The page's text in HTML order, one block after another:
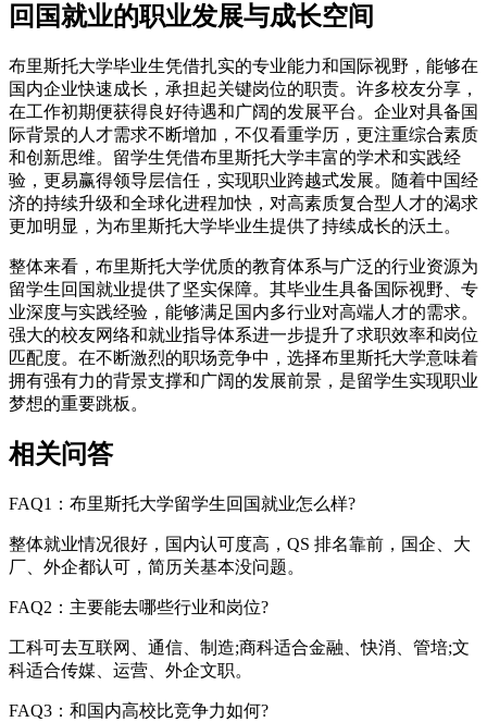
回国就业的职业发展与成长空间
布里斯托大学毕业生凭借扎实的专业能力和国际视野，能够在
国内企业快速成长，承担起关键岗位的职责。许多校友分享，
在工作初期便获得良好待遇和广阔的发展平台。企业对具备国
际背景的人才需求不断增加，不仅看重学历，更注重综合素质
和创新思维。留学生凭借布里斯托大学丰富的学术和实践经
验，更易赢得领导层信任，实现职业跨越式发展。随着中国经
济的持续升级和全球化进程加快，对高素质复合型人才的渴求
更加明显，为布里斯托大学毕业生提供了持续成长的沃土。
整体来看，布里斯托大学优质的教育体系与广泛的行业资源为
留学生回国就业提供了坚实保障。其毕业生具备国际视野、专
业深度与实践经验，能够满足国内多行业对高端人才的需求。
强大的校友网络和就业指导体系进一步提升了求职效率和岗位
匹配度。在不断激烈的职场竞争中，选择布里斯托大学意味着
拥有强有力的背景支撑和广阔的发展前景，是留学生实现职业
梦想的重要跳板。
相关问答
FAQ1：布里斯托大学留学生回国就业怎么样?
整体就业情况很好，国内认可度高，QS 排名靠前，国企、大
厂、外企都认可，简历关基本没问题。
FAQ2：主要能去哪些行业和岗位?
工科可去互联网、通信、制造;商科适合金融、快消、管培;文
科适合传媒、运营、外企文职。
FAQ3：和国内高校比竞争力如何?